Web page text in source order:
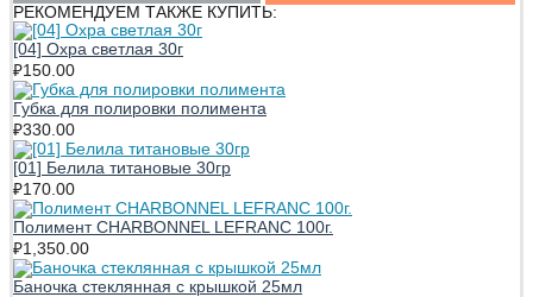
РЕКОМЕНДУЕМ ТАКЖЕ КУПИТЬ:
[04] Охра светлая 30г
₽150.00
Губка для полировки полимента
₽330.00
[01] Белила титановые 30гр
₽170.00
Полимент CHARBONNEL LEFRANC 100г.
₽1,350.00
Баночка стеклянная с крышкой 25мл